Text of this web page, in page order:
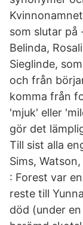
som slutar på
Belinda,
Sieglinde,
och från
komma från
'mjuk' eller
gör det
Till sist alla
Sims,
: Forest var
reste till
död (under